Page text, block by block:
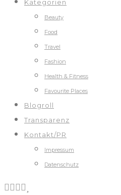
Kategorien
Beauty
Food
Travel
Fashion
Health & Fitness
Favourite Places
Blogroll
Transparenz
Kontakt/PR
Impressum
Datenschutz